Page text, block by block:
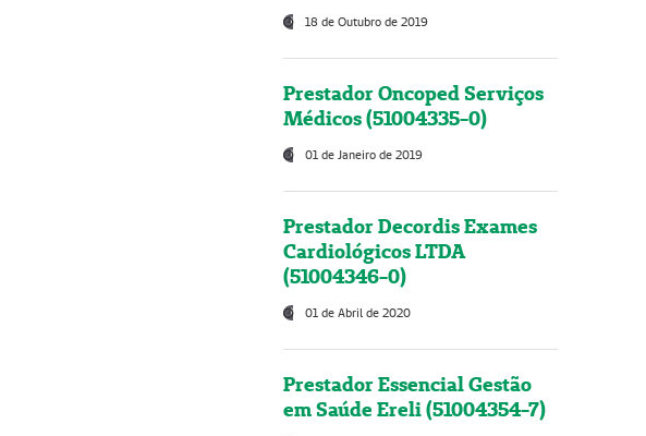
18 de Outubro de 2019
Prestador Oncoped Serviços
Médicos (51004335-0)
01 de Janeiro de 2019
Prestador Decordis Exames
Cardiológicos LTDA
(51004346-0)
01 de Abril de 2020
Prestador Essencial Gestão
em Saúde Ereli (51004354-7)